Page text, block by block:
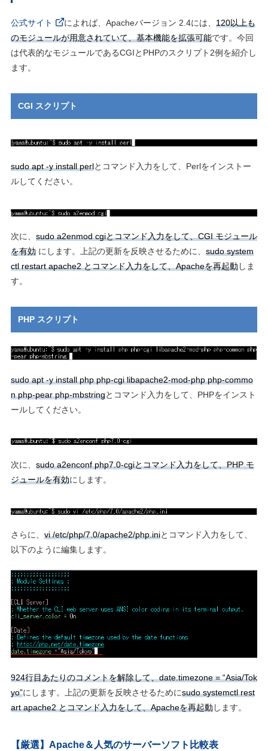
公式サイト によれば、Apacheバージョン 2.4には、 120以上も
のモジュールが用意されていて、基本機能を拡張可能です。今回
は代表的なモジュールであるCGIとPHPのスクリプト2例を紹介し
ます。
CGI スクリプト
sudo apt -y install perlとコマンド入力をして、Perlをインストー
ルしてください。
次に、 sudo a2enmod cgiとコマンド入力をして、CGI モジュール
を有効 にします。上記の更新を反映させるために、 sudo system
ctl restart apache2 とコマンド入力をして、Apacheを再起動しま
す。
PHP スクリプト
sudo apt -y install php php-cgi libapache2-mod-php php-commo
n php-pear php-mbstringとコマンド入力をして、PHPをインスト
ールしてください。
次に、 sudo a2enconf php7.0-cgiとコマンド入力をして、PHP モ
ジュールを有効にします。
さらに、 vi /etc/php/7.0/apache2/php.iniとコマンド入力をして、
以下のように編集します。
924行目あたりのコメントを解除して、date.timezone = “Asia/Tok
yo”にします。上記の更新を反映させるためにsudo systemctl rest
art apache2 とコマンド入力をして、Apacheを再起動します。
【厳選】Apache＆人気のサーバーソフト比較表